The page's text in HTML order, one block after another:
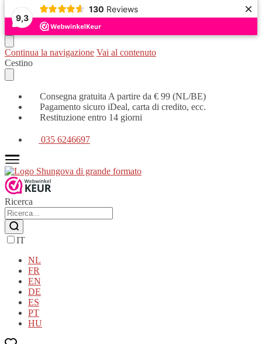
9,3
130 Reviews ×
Continua la navigazione Vai al contenuto
Cestino
Consegna gratuita A partire da € 99 (NL/BE)
Pagamento sicuro iDeal, carta di credito, ecc.
Restituzione entro 14 giorni
035 6246697
Ricerca
IT
NL
FR
EN
DE
ES
PT
HU